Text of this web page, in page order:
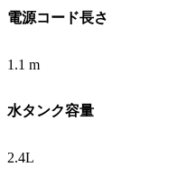
電源コード長さ
1.1 m
水タンク容量
2.4L